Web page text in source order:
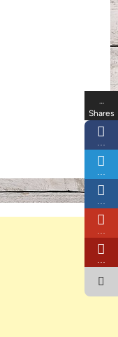
Shares